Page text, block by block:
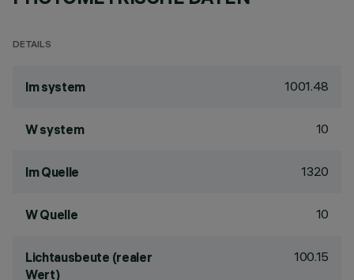
DETAILS
lm system 1001.48
W system 10
lm Quelle 1320
W Quelle 10
Lichtausbeute (realer
Wert)
100.15